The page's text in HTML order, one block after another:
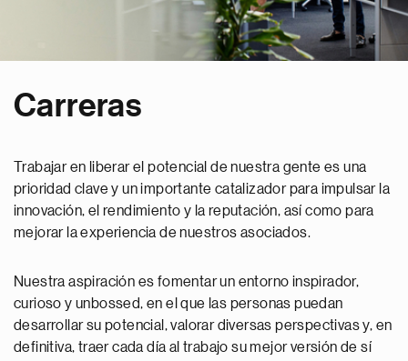
Carreras
Trabajar en liberar el potencial de nuestra gente es una
prioridad clave y un importante catalizador para impulsar la
innovación, el rendimiento y la reputación, así como para
mejorar la experiencia de nuestros asociados.
Nuestra aspiración es fomentar un entorno inspirador,
curioso y unbossed, en el que las personas puedan
desarrollar su potencial, valorar diversas perspectivas y, en
definitiva, traer cada día al trabajo su mejor versión de sí